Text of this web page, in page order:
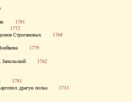
1781
1772
Строгановых 1768
Воейкова 1779
Запольской 1782
1781
драгун. полка 1733